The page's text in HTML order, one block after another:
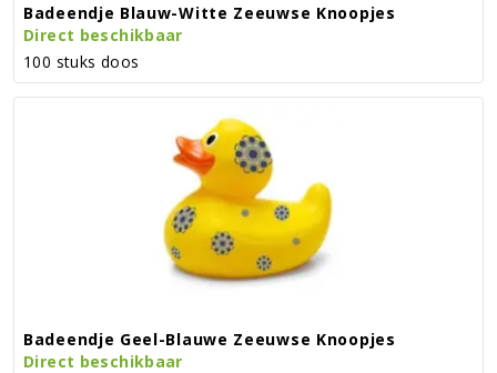
Badeendje Blauw-Witte Zeeuwse Knoopjes
Direct beschikbaar
100 stuks doos
Badeendje Geel-Blauwe Zeeuwse Knoopjes
Direct beschikbaar